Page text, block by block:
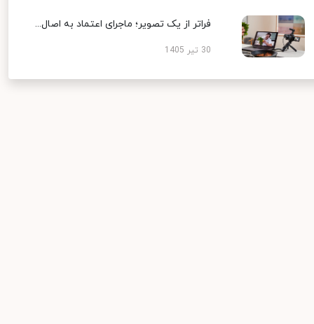
فراتر از یک تصویر؛ ماجرای اعتماد به اصال...
30 تیر 1405